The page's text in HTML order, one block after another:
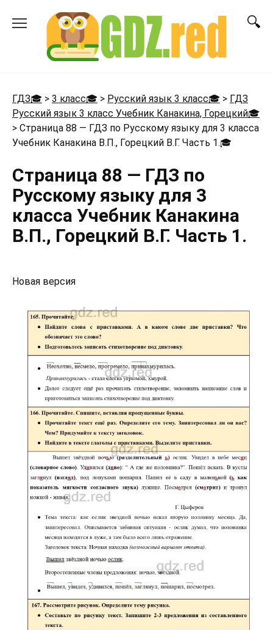
ГДЗ🎓 > 3 класс🎓 > Русский язык 3 класс🎓 > ГДЗ
Русский язык 3 класс Учебник Канакина, Горецкий🎓
> Страница 88 — ГДЗ по Русскому языку для 3 класса
Учебник Канакина В.П., Горецкий В.Г. Часть 1.🎓
Страница 88 — ГДЗ по
Русскому языку для 3
класса Учебник Канакина
В.П., Горецкий В.Г. Часть 1.
Новая версия